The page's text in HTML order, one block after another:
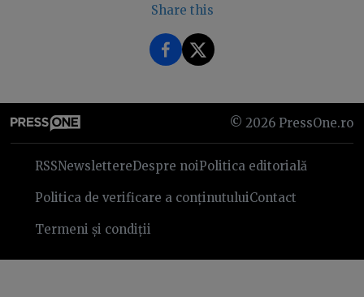
Share this
©2026 PressOne.ro
RSSNewslettereDespre noiPolitica editorială
Politica de verificare a conținutuluiContact
Termeni și condiții